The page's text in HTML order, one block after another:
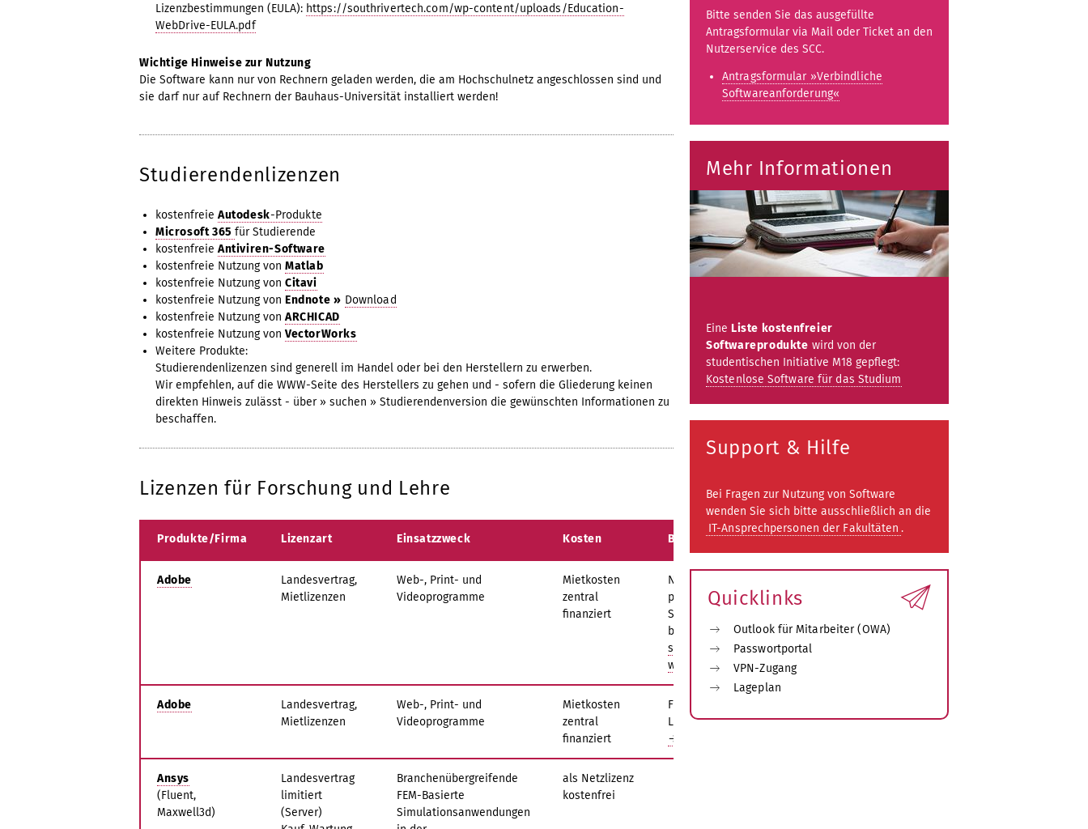
Lizenzbestimmungen (EULA): https://southrivertech.com/wp-content/uploads/Education-
WebDrive-EULA.pdf
Wichtige Hinweise zur Nutzung
Die Software kann nur von Rechnern geladen werden, die am Hochschulnetz angeschlossen sind und
sie darf nur auf Rechnern der Bauhaus-Universität installiert werden!
Studierendenlizenzen
kostenfreie Autodesk-Produkte
Microsoft 365für Studierende
kostenfreie Antiviren-Software
kostenfreie Nutzung von Matlab
kostenfreie Nutzung von Citavi
kostenfreie Nutzung von Endnote » Download
kostenfreie Nutzung von ARCHICAD
kostenfreie Nutzung von VectorWorks
Weitere Produkte:
Studierendenlizenzen sind generell im Handel oder bei den Herstellern zu erwerben.
Wir empfehlen, auf die WWW-Seite des Herstellers zu gehen und - sofern die Gliederung keinen
direkten Hinweis zulässt - über » suchen » Studierendenversion die gewünschten Informationen zu
beschaffen.
Lizenzen für Forschung und Lehre
Produkte/Firma Lizenzart Einsatzzweck Kosten Besonderheit
Adobe
Landesvertrag,
Mietlizenzen
Web-, Print- und
Videoprogramme
Mietkosten
zentral
finanziert
Nur Mitarbeitende
per
Softwareanforderung
bei
susanne.ost[at]uni-
weimar.de
Adobe
Landesvertrag,
Mietlizenzen
Web-, Print- und
Videoprogramme
Mietkosten
zentral
finanziert
Für Studierende zur
Lehre in den Pools
→ zur Registrierung
Ansys
(Fluent,
Maxwell3d)
Landesvertrag
limitiert
(Server)
Branchenübergreifende
FEM-Basierte
Simulationsanwendungen
als Netzlizenz
kostenfrei
Bitte senden Sie das ausgefüllte
Antragsformular via Mail oder Ticket an den
Nutzerservice des SCC.
Antragsformular »Verbindliche
Softwareanforderung«
Mehr Informationen
Eine Liste kostenfreier
Softwareprodukte wird von der
studentischen Initiative M18 gepflegt:
Kostenlose Software für das Studium
Support & Hilfe
Bei Fragen zur Nutzung von Software
wenden Sie sich bitte ausschließlich an die
IT-Ansprechpersonen der Fakultäten .
Quicklinks
Outlook für Mitarbeiter (OWA)
Passwortportal
VPN-Zugang
Lageplan